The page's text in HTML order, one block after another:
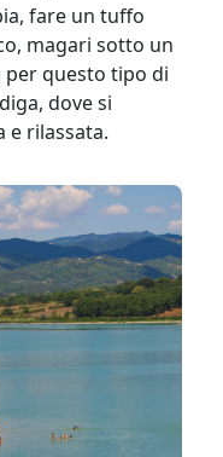
fare un tuffo
magari sotto un
per questo tipo di
dove si
e rilassata.